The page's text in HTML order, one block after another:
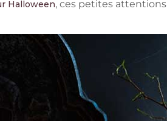
Halloween, ces petites attentions